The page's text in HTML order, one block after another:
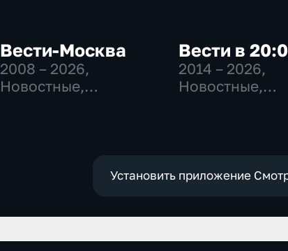
Вести-Москва
2008 – 2026,
Новостные,
Вести в
2014 – 2026,
Новостные,
Установить приложение